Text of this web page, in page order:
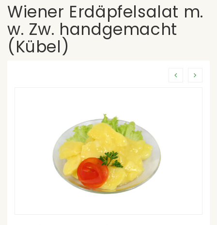
Wiener Erdäpfelsalat m.
w. Zw. handgemacht
(Kübel)